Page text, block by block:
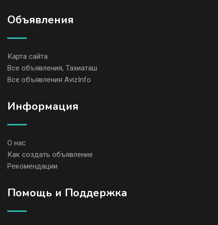
Объявления
Карта сайта
Все объявления, Тахиаташ
Все объявления AvizInfo
Информация
О нас
Как создать объявление
Рекомендации
Помощь и Поддержка